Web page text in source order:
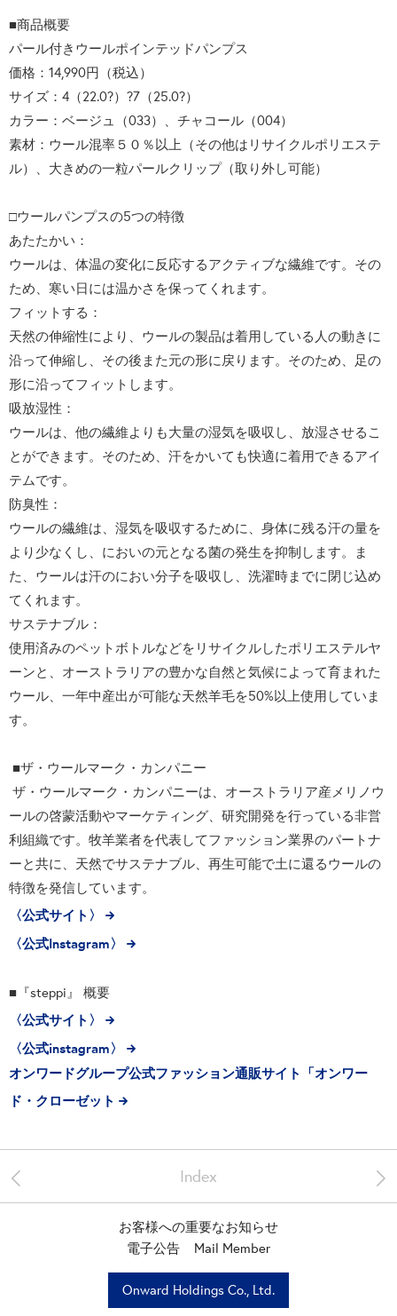
■商品概要
パール付きウールポインテッドパンプス
価格：14,990円（税込）
サイズ：4（22.0?）?7（25.0?）
カラー：ベージュ（033）、チャコール（004）
素材：ウール混率５０％以上（その他はリサイクルポリエステ
ル）、大きめの一粒パールクリップ（取り外し可能）
□ウールパンプスの5つの特徴
あたたかい：
ウールは、体温の変化に反応するアクティブな繊維です。その
ため、寒い日には温かさを保ってくれます。
フィットする：
天然の伸縮性により、ウールの製品は着用している人の動きに
沿って伸縮し、その後また元の形に戻ります。そのため、足の
形に沿ってフィットします。
吸放湿性：
ウールは、他の繊維よりも大量の湿気を吸収し、放湿させるこ
とができます。そのため、汗をかいても快適に着用できるアイ
テムです。
防臭性：
ウールの繊維は、湿気を吸収するために、身体に残る汗の量を
より少なくし、においの元となる菌の発生を抑制します。ま
た、ウールは汗のにおい分子を吸収し、洗濯時までに閉じ込め
てくれます。
サステナブル：
使用済みのペットボトルなどをリサイクルしたポリエステルヤ
ーンと、オーストラリアの豊かな自然と気候によって育まれた
ウール、一年中産出が可能な天然羊毛を50%以上使用していま
す。
■ザ・ウールマーク・カンパニー
ザ・ウールマーク・カンパニーは、オーストラリア産メリノウ
ールの啓蒙活動やマーケティング、研究開発を行っている非営
利組織です。牧羊業者を代表してファッション業界のパートナ
ーと共に、天然でサステナブル、再生可能で土に還るウールの
特徴を発信しています。
〈公式サイト〉
〈公式Instagram〉
■『steppi』 概要
〈公式サイト〉
〈公式instagram〉
オンワードグループ公式ファッション通販サイト「オンワー
ド・クローゼット
< >
Index
お客様への重要なお知らせ
電子公告
Mail Member
Onward Holdings Co., Ltd.